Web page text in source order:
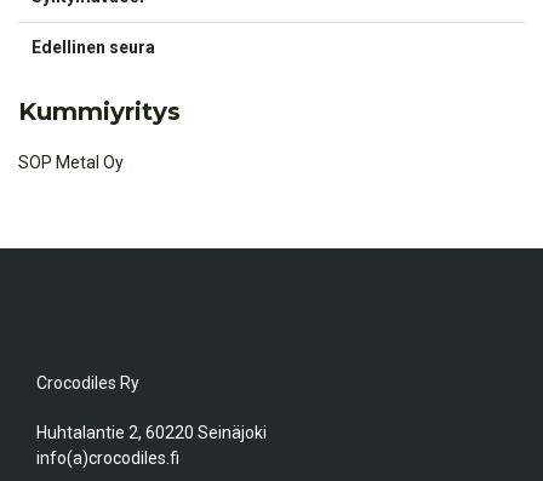
Edellinen seura
Kummiyritys
SOP Metal Oy
Crocodiles Ry
Huhtalantie 2, 60220 Seinäjoki
info(a)crocodiles.fi